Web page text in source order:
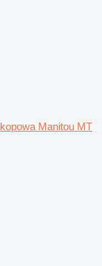
Manitou MT